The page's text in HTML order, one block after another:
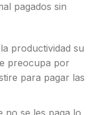
pagados sin
productividad su
preocupa por
para pagar las
no se les paga lo